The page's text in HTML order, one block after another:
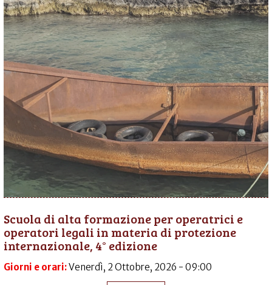
Scuola di alta formazione per operatrici e
operatori legali in materia di protezione
internazionale, 4° edizione
Giorni e orari:Venerdì, 2 Ottobre, 2026 - 09:00